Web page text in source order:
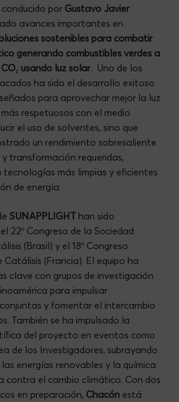
conducido por Gustavo Javier
avances importantes en
sostenibles para combatir
generando combustibles verdes a
usando luz solar. Uno de los
ha sido el desarrollo exitoso
para aprovechar mejor la luz
respetuosos con el medio
el uso de solventes, sino que
un rendimiento sobresaliente
transformación requeridas,
tecnologías más limpias y eficientes
de energía.
SUNAPPLIGHT han sido
22º Congreso de la Sociedad
(Brasil) y el 18º Congreso
(Francia). El equipo ha
clave con grupos de investigación
para impulsar
y fomentar el intercambio
También se ha impulsado la
del proyecto en eventos como
de los Investigadores, subrayando
energías renovables y la química
contra el cambio climático. Con dos
en preparación, Chacón está